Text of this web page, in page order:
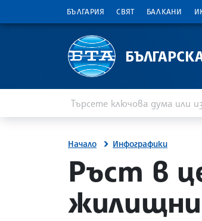
БЪЛГАРИЯ СВЯТ БАЛКАНИ
Начало Инфографики
Ръст в
жилищни